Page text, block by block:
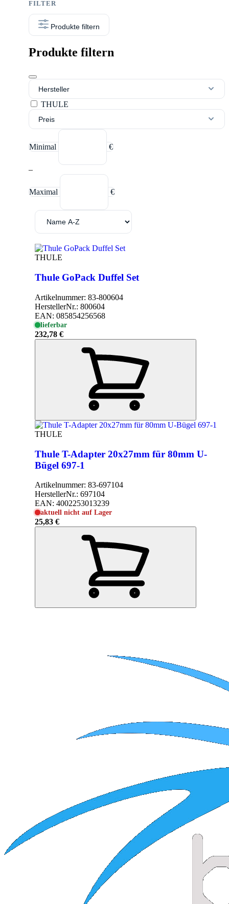
Produkte filtern
Produkte filtern
Hersteller
THULE
Preis
Minimal €
–
Maximal €
THULE
Thule GoPack Duffel Set
Artikelnummer: 83-800604
HerstellerNr.: 800604
EAN: 085854256568
lieferbar
232,78 €
THULE
Thule T-Adapter 20x27mm für 80mm U-
Bügel 697-1
Artikelnummer: 83-697104
HerstellerNr.: 697104
EAN: 4002253013239
aktuell nicht auf Lager
25,83 €